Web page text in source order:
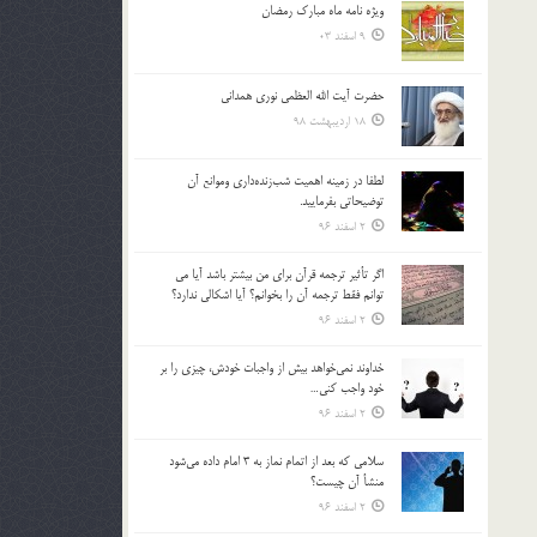
ویژه نامه ماه مبارک رمضان
9 اسفند 03
حضرت آیت الله العظمی نوری همدانی
18 اردیبهشت 98
لطفا در زمينه اهميت شب‌زنده‌داري وموانع آن
توضيحاتي بفرماييد.
2 اسفند 96
اگر تأثير ترجمه قرآن براي من بيشتر باشد آيا مي
توانم فقط ترجمه آن را بخوانم؟ آيا اشكالي ندارد؟
2 اسفند 96
خداوند نمي‌خواهد بيش از واجبات خودش، چيزي را بر
خود واجب كني…
2 اسفند 96
سلامي كه بعد از اتمام نماز به 3 امام داده مي‌شود
منشأ آن چيست؟
2 اسفند 96